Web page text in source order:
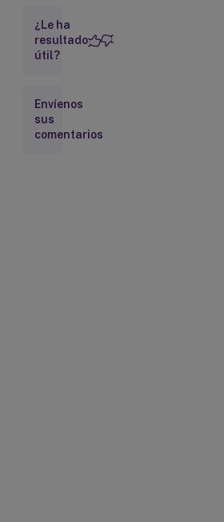
restauración
¿Le ha
resultado
útil?
Envíenos
sus
comentarios